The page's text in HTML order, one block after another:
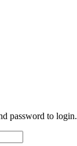
password to login.